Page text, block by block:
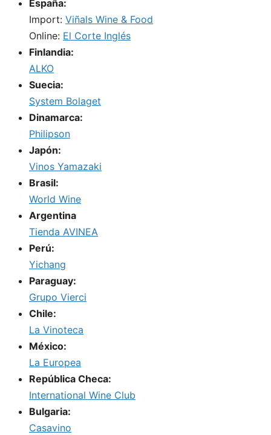
España:
Import: Viñals Wine & Food
Online: El Corte Inglés
Finlandia:
ALKO
Suecia:
System Bolaget
Dinamarca:
Philipson
Japón:
Vinos Yamazaki
Brasil:
World Wine
Argentina
Tienda AVINEA
Perú:
Yichang
Paraguay:
Grupo Vierci
Chile:
La Vinoteca
México:
La Europea
República Checa:
International Wine Club
Bulgaria:
Casavino